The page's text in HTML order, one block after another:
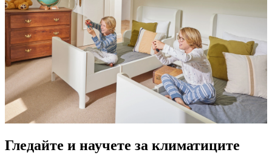
Гледайте и научете за климатиците